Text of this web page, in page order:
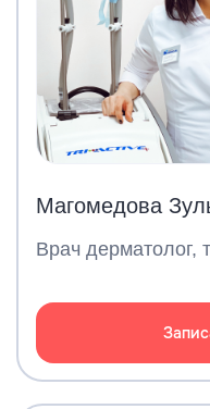
Магомедова
Врач дерматолог,